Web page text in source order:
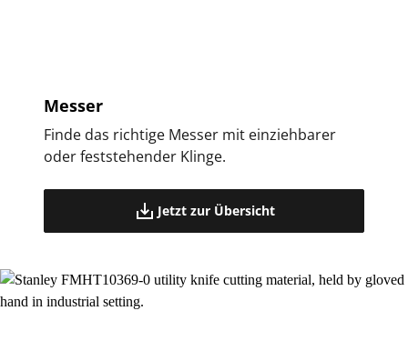
Messer
Finde das richtige Messer mit einziehbarer
oder feststehender Klinge.
Jetzt zur Übersicht